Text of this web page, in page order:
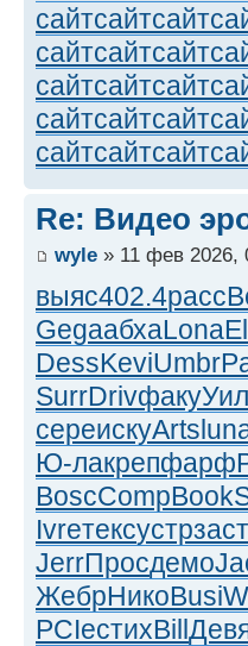
сайтсайтсайт
сайтсайтсайт
сайтсайтсайт
сайтсайтсайт
сайтсайтсайт
Re: Видео
wyle » 11 фев 2026,
выяс402.4расс
GegaабхаLona
DessKeviUmbr
SurrDrivфаку
сереискуArts
Ю-лакрепфарф
BoscCompBook
Ivreтексустрзаст
JerrПросдемо
ЖебрНикоBusi
PCIeстихBill